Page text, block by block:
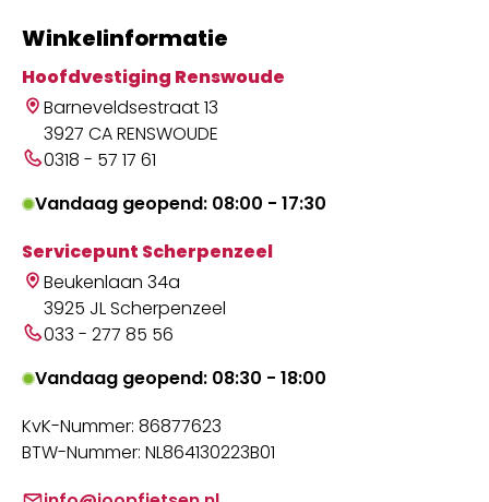
Winkelinformatie
Hoofdvestiging Renswoude
Barneveldsestraat 13
3927 CA RENSWOUDE
0318 - 57 17 61
Vandaag geopend: 08:00 - 17:30
Servicepunt Scherpenzeel
Beukenlaan 34a
3925 JL Scherpenzeel
033 - 277 85 56
Vandaag geopend: 08:30 - 18:00
KvK-Nummer: 86877623
BTW-Nummer: NL864130223B01